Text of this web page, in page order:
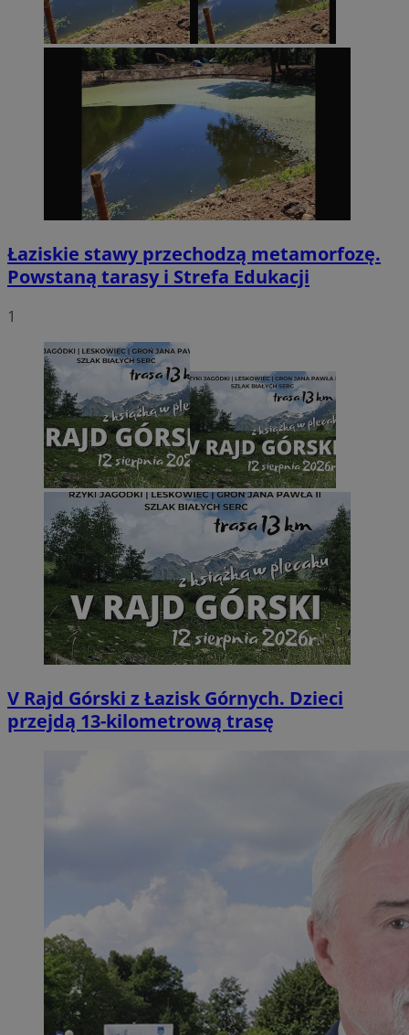
Łaziskie stawy przechodzą metamorfozę.
Powstaną tarasy i Strefa Edukacji
1
V Rajd Górski z Łazisk Górnych. Dzieci
przejdą 13-kilometrową trasę